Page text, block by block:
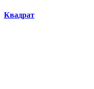
Квадрат